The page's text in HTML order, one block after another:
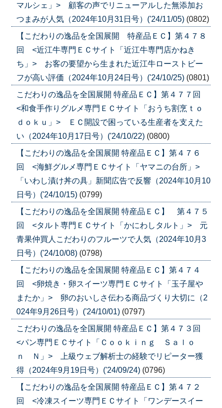
マルシェ」> 顧客の声でリニューアルした無添加お
つまみが人気（2024年10月31日号）('24/11/05) (0802)
【こだわりの逸品を全国展開 特産品ＥＣ】第４７８
回 <近江牛専門ＥＣサイト「近江牛専門店かねき
ち」> お客の要望から生まれた近江牛ローストビー
フが高い評価（2024年10月24日号）('24/10/25) (0801)
こだわりの逸品を全国展開 特産品ＥＣ】第４７７回
<和食手作りグルメ専門ＥＣサイト「おうち割烹ｔｏ
ｄｏｋｕ」> ＥＣ開設で困っている生産者を支えた
い（2024年10月17日号）('24/10/22) (0800)
【こだわりの逸品を全国展開 特産品ＥＣ】第４７６
回 <海鮮グルメ専門ＥＣサイト「ヤマニの台所」>
「いわし漬け丼の具」新聞広告で反響（2024年10月10
日号）('24/10/15) (0799)
【こだわりの逸品を全国展開 特産品ＥＣ】 第４７５
回 <タルト専門ＥＣサイト「かにわしタルト」> 元
青果仲買人こだわりのフルーツで人気（2024年10月3
日号）('24/10/08) (0798)
【こだわりの逸品を全国展開 特産品ＥＣ】第４７４
回 <卵焼き・卵スイーツ専門ＥＣサイト「玉子屋や
またか」> 卵のおいしさ伝わる商品づくり大切に（2
024年9月26日号）('24/10/01) (0797)
こだわりの逸品を全国展開 特産品ＥＣ】第４７３回
<パン専門ＥＣサイト「Ｃｏｏｋｉｎｇ Ｓａｌｏ
ｎ Ｎ」> 上級ウェブ解析士の経験でリピーター獲
得（2024年9月19日号）('24/09/24) (0796)
【こだわりの逸品を全国展開 特産品ＥＣ】第４７２
回 <冷凍スイーツ専門ＥＣサイト「ワンデースイー